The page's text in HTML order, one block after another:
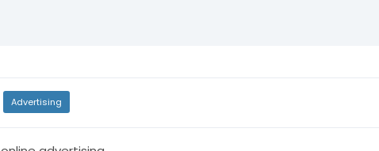
Advertising